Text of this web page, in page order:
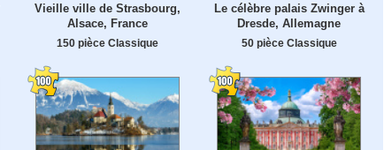
Vieille ville de Strasbourg,
Alsace, France
150 pièce Classique
Le célèbre palais Zwinger à
Dresde, Allemagne
50 pièce Classique